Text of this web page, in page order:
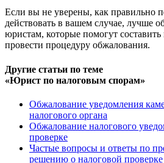
Если вы не уверены, как правильно
действовать в вашем случае, лучше
юристам, которые помогут составить
провести процедуру обжалования.
Другие статьи по теме
«Юрист по налоговым спорам»
Обжалование уведомления
налогового органа
Обжалование налогового
проверке
Частые вопросы и ответы по
решению о налоговой проверке